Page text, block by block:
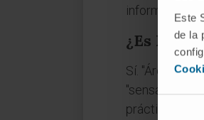
Este
de la
información
¿Es lo
Sí. "Áreas
"sensación").
práctica